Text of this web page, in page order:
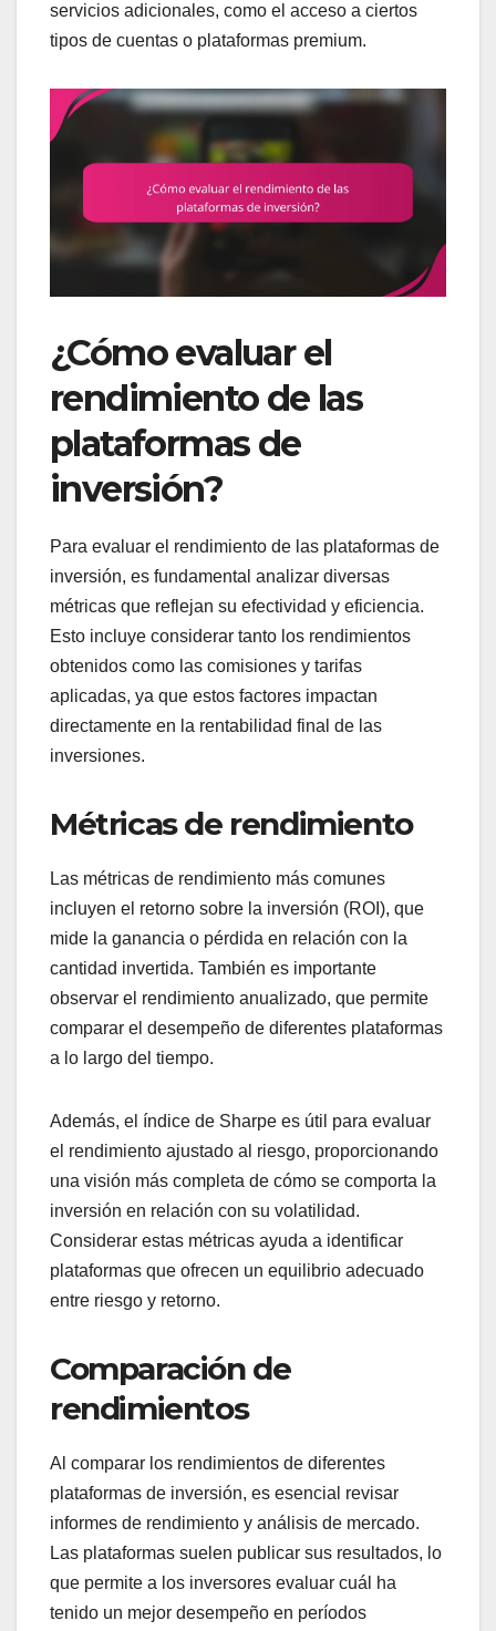
servicios adicionales, como el acceso a ciertos
tipos de cuentas o plataformas premium.
¿Cómo evaluar el
rendimiento de las
plataformas de
inversión?
Para evaluar el rendimiento de las plataformas de
inversión, es fundamental analizar diversas
métricas que reflejan su efectividad y eficiencia.
Esto incluye considerar tanto los rendimientos
obtenidos como las comisiones y tarifas
aplicadas, ya que estos factores impactan
directamente en la rentabilidad final de las
inversiones.
Métricas de rendimiento
Las métricas de rendimiento más comunes
incluyen el retorno sobre la inversión (ROI), que
mide la ganancia o pérdida en relación con la
cantidad invertida. También es importante
observar el rendimiento anualizado, que permite
comparar el desempeño de diferentes plataformas
a lo largo del tiempo.
Además, el índice de Sharpe es útil para evaluar
el rendimiento ajustado al riesgo, proporcionando
una visión más completa de cómo se comporta la
inversión en relación con su volatilidad.
Considerar estas métricas ayuda a identificar
plataformas que ofrecen un equilibrio adecuado
entre riesgo y retorno.
Comparación de
rendimientos
Al comparar los rendimientos de diferentes
plataformas de inversión, es esencial revisar
informes de rendimiento y análisis de mercado.
Las plataformas suelen publicar sus resultados, lo
que permite a los inversores evaluar cuál ha
tenido un mejor desempeño en períodos